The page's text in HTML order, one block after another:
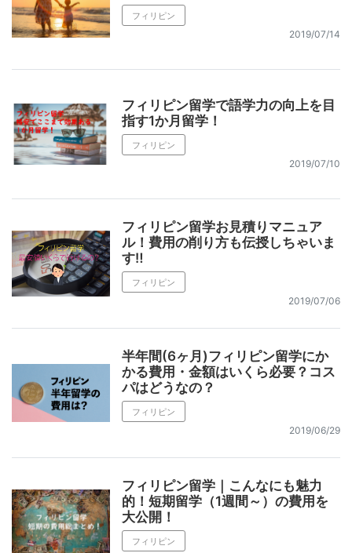
フィリピン
2019/07/14
フィリピン留学で語学力の向上を目
指す1か月留学！
フィリピン
2019/07/10
フィリピン留学お見積りマニュア
ル！費用の削り方も伝授しちゃいま
す‼️
フィリピン
2019/07/06
半年間(6ヶ月)フィリピン留学にか
かる費用・金額はいくら必要？コス
パはどうなの？
フィリピン
2019/06/29
フィリピン留学｜こんなにも魅力
的！短期留学（1週間～）の費用を
大公開！
フィリピン